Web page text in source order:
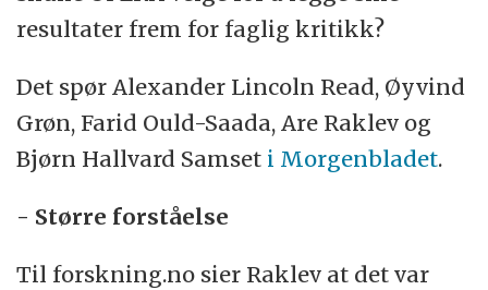
resultater frem for faglig kritikk?
Det spør Alexander Lincoln Read, Øyvind
Grøn, Farid Ould-Saada, Are Raklev og
Bjørn Hallvard Samset i Morgenbladet.
- Større forståelse
Til forskning.no sier Raklev at det var